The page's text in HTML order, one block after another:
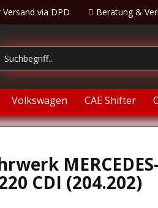
Versand via DPD
Beratung &
Volkswagen CAE Shifter
MERCEDES-
CDI (204.202)